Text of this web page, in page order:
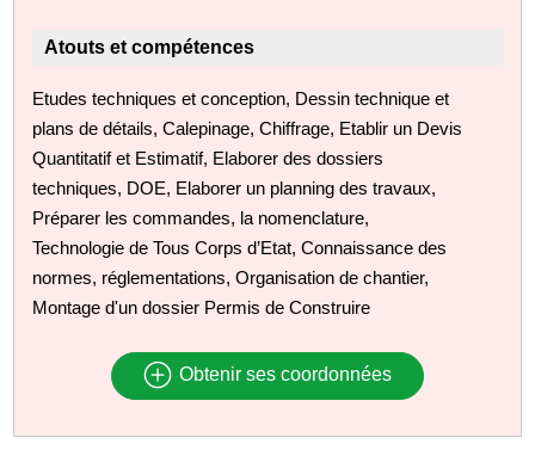
Atouts et compétences
Etudes techniques et conception, Dessin technique et
plans de détails, Calepinage, Chiffrage, Etablir un Devis
Quantitatif et Estimatif, Elaborer des dossiers
techniques, DOE, Elaborer un planning des travaux,
Préparer les commandes, la nomenclature,
Technologie de Tous Corps d’Etat, Connaissance des
normes, réglementations, Organisation de chantier,
Montage d'un dossier Permis de Construire
Obtenir ses coordonnées